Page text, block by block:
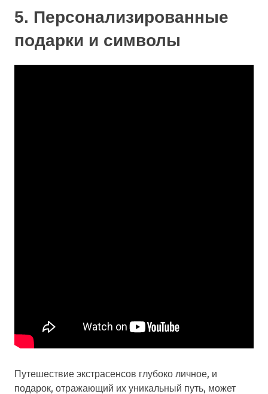
5. Персонализированные
подарки и символы
Путешествие экстрасенсов глубоко личное, и
подарок, отражающий их уникальный путь, может